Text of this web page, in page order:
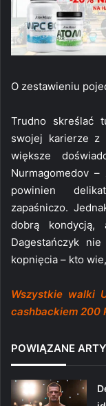
O zestawieniu
Trudno skreślać
swojej karierze z
większe
Nurmagomedov
powinien
zapaśniczo.
dobrą
Dagestańczyk
kopnięcia – kto
Wszystkie walki
cashbackiem 200
POWIĄZANE